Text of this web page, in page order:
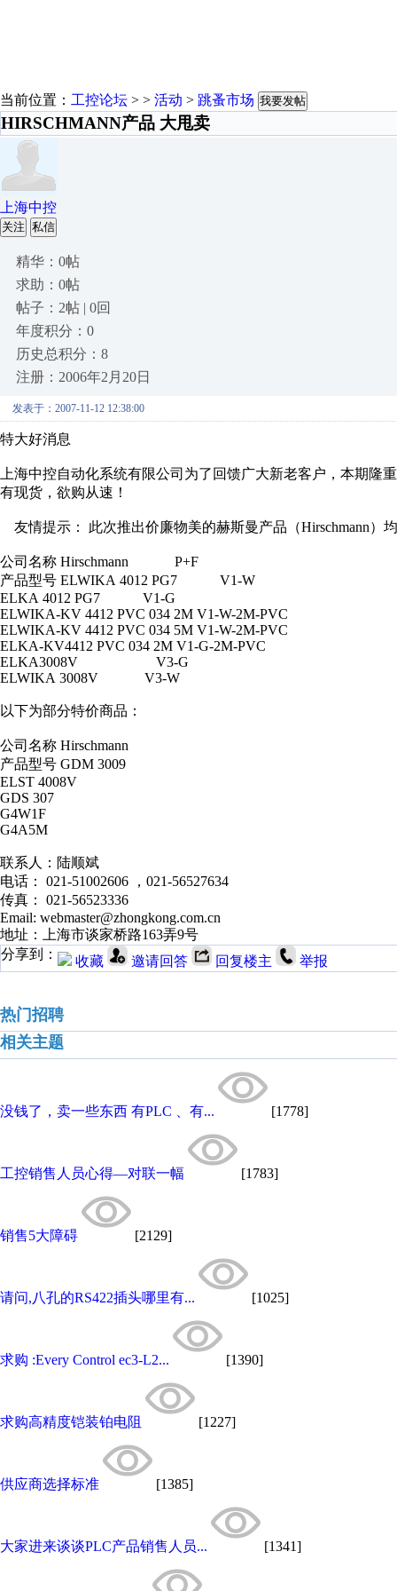
当前位置： 工控论坛 > > 活动 > 跳蚤市场 我要发帖
HIRSCHMANN产品 大甩卖
上海中控
关注 私信
精华：0帖
求助：0帖
帖子：2帖 | 0回
年度积分：0
历史总积分：8
注册：2006年2月20日
发表于：2007-11-12 12:38:00
特大好消息
上海中控自动化系统有限公司为了回馈广大新老客户，本期
有现货，欲购从速！
友情提示： 此次推出价廉物美的赫斯曼产品（Hirschmann）
公司名称 Hirschmann P+F
产品型号 ELWIKA 4012 PG7 V1-W
ELKA 4012 PG7 V1-G
ELWIKA-KV 4412 PVC 034 2M V1-W-2M-PVC
ELWIKA-KV 4412 PVC 034 5M V1-W-2M-PVC
ELKA-KV4412 PVC 034 2M V1-G-2M-PVC
ELKA3008V V3-G
ELWIKA 3008V V3-W
以下为部分特价商品：
公司名称 Hirschmann
产品型号 GDM 3009
ELST 4008V
GDS 307
G4W1F
G4A5M
联系人：陆顺斌
电话： 021-51002606 ，021-56527634
传真： 021-56523336
Email: webmaster@zhongkong.com.cn
地址：上海市谈家桥路163弄9号
分享到：
收藏 邀请回答 回复楼主 举报
热门招聘
相关主题
没钱了，卖一些东西 有PLC 、有... [1778]
工控销售人员心得—对联一幅 [1783]
销售5大障碍 [2129]
请问,八孔的RS422插头哪里有... [1025]
求购 :Every Control ec3-L2... [1390]
求购高精度铠装铂电阻 [1227]
供应商选择标准 [1385]
大家进来谈谈PLC产品销售人员... [1341]